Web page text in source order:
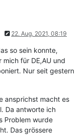
22. Aug. 2021, 08:19
so sein konnte,
für DE,AU und
Nur seit gestern
ansprichst macht es
Da antworte ich
Problem wurde
Das grössere